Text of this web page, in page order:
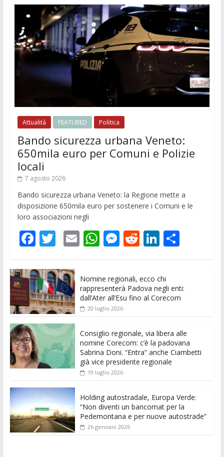
Attualità FEATURED Politica
Bando sicurezza urbana Veneto:
650mila euro per Comuni e Polizie
locali
7 agosto 2026
Bando sicurezza urbana Veneto: la Regione mette a
disposizione 650mila euro per sostenere i Comuni e le
loro associazioni negli
F
e
b
o
o
k
T
itt
er
E
l
W
s
A
p
p
M
ss
e
n
er
R
di
t
Li
k
e
dI
C
di
vi
Nomine regionali, ecco chi
rappresenterà Padova negli enti:
dall’Ater all’Esu fino al Corecom
20 luglio 2026
Consiglio regionale, via libera alle
nomine Corecom: c’è la padovana
Sabrina Doni. “Entra” anche Ciambetti
già vice presidente regionale
19 luglio 2026
Holding autostradale, Europa Verde:
“Non diventi un bancomat per la
Pedemontana e per nuove autostrade”
26 gennaio 2026